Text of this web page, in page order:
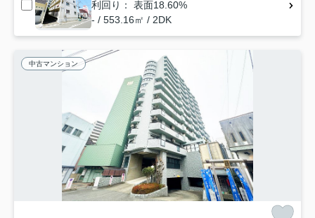
利回り： 表面18.60%
- / 553.16㎡ / 2DK
中古マンション